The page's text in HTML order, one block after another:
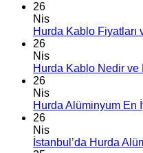
26
Nis
Hurda Kablo Fiyatları
26
Nis
Hurda Kablo Nedir
26
Nis
Hurda Alüminyum En
26
Nis
İstanbul’da Hurda